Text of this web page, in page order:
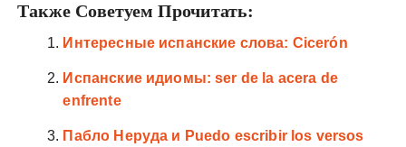
Также Советуем Прочитать:
Интересные испанские слова: Cicerón
Испанские идиомы: ser de la acera de
enfrente
Пабло Неруда и Puedo escribir los versos